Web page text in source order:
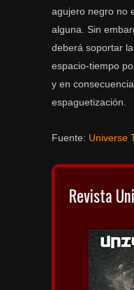
agujero negro no
alguna. Sin
deberá soportar
espacio-tiempo
y en
espaguetización.
Fuente: Universe
Revista